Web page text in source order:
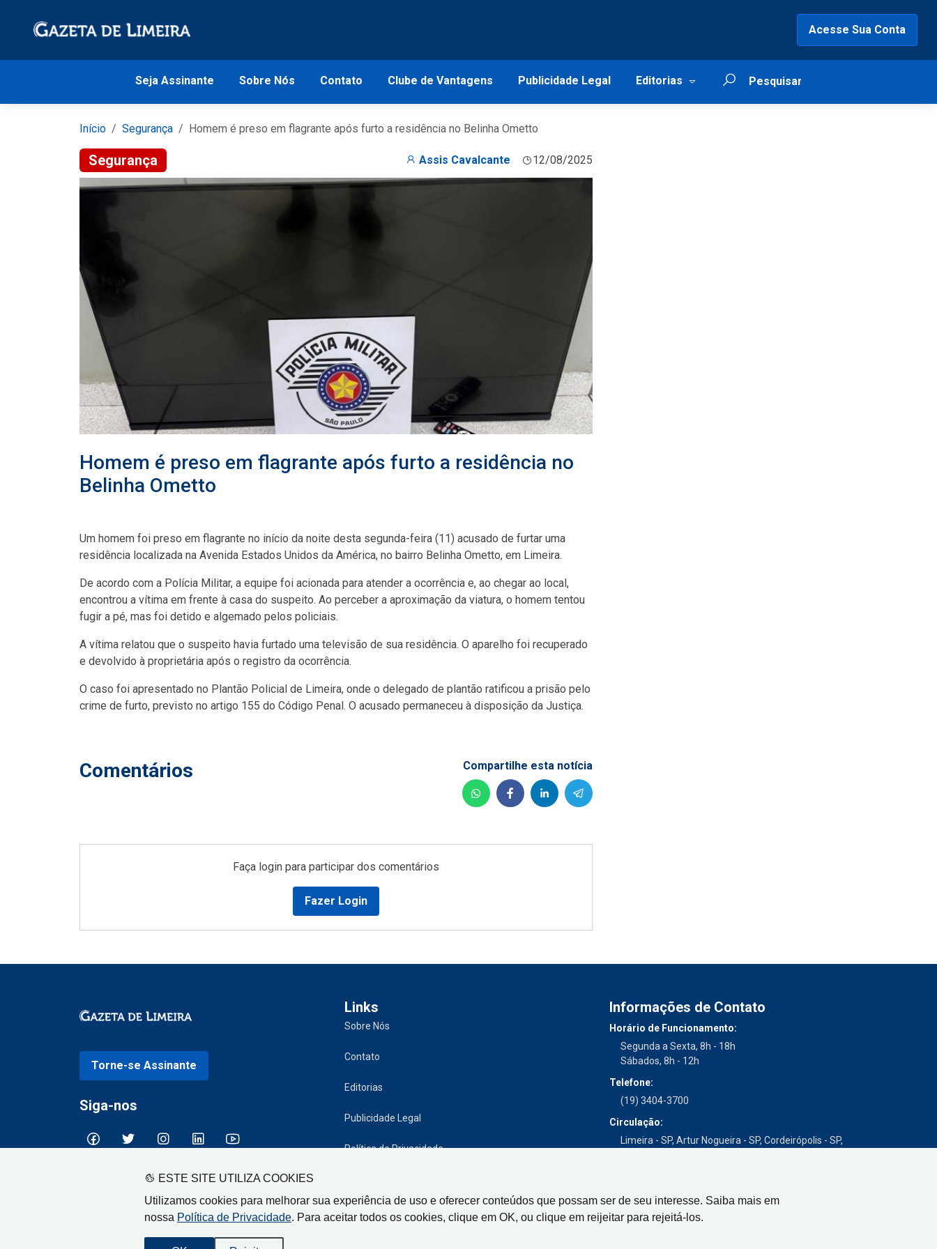
ESTE SITE UTILIZA COOKIES
Utilizamos cookies para melhorar sua experiência de uso e oferecer conteúdos que possam ser de seu interesse. Saiba mais em
nossa Política de Privacidade. Para aceitar todos os cookies, clique em OK, ou clique em reijeitar para rejeitá-los.
Acesse Sua Conta
Seja Assinante Sobre Nós Contato Clube de Vantagens Publicidade Legal Editorias
Início Segurança Homem é preso em flagrante após furto a residência no Belinha Ometto
Segurança Assis Cavalcante 12/08/2025
Homem é preso em flagrante após furto a residência no
Belinha Ometto
Um homem foi preso em flagrante no início da noite desta segunda-feira (11) acusado de furtar uma
residência localizada na Avenida Estados Unidos da América, no bairro Belinha Ometto, em Limeira.
De acordo com a Polícia Militar, a equipe foi acionada para atender a ocorrência e, ao chegar ao local,
encontrou a vítima em frente à casa do suspeito. Ao perceber a aproximação da viatura, o homem tentou
fugir a pé, mas foi detido e algemado pelos policiais.
A vítima relatou que o suspeito havia furtado uma televisão de sua residência. O aparelho foi recuperado
e devolvido à proprietária após o registro da ocorrência.
O caso foi apresentado no Plantão Policial de Limeira, onde o delegado de plantão ratificou a prisão pelo
crime de furto, previsto no artigo 155 do Código Penal. O acusado permaneceu à disposição da Justiça.
Comentários Compartilhe esta notícia
Faça login para participar dos comentários
Fazer Login
Torne-se Assinante
Siga-nos
Links
Sobre Nós
Contato
Editorias
Publicidade Legal
Política de Privacidade
Informações de Contato
Horário de Funcionamento:
Segunda a Sexta, 8h - 18h
Sábados, 8h - 12h
Telefone:
(19) 3404-3700
Circulação:
Limeira - SP, Artur Nogueira - SP, Cordeirópolis - SP,